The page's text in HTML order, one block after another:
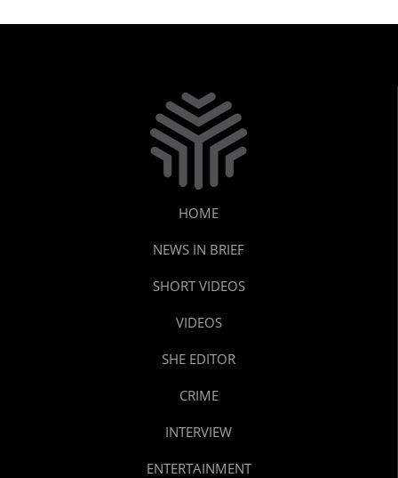
HOME
NEWS IN BRIEF
SHORT VIDEOS
VIDEOS
SHE EDITOR
CRIME
INTERVIEW
ENTERTAINMENT